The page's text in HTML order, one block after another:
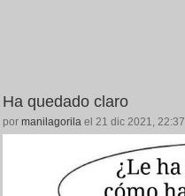
Ha quedado claro
por manilagorila el 21 dic 2021, 22:37